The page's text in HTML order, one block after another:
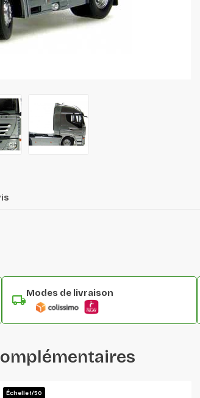
Modes de livraison
Échelle 1/50